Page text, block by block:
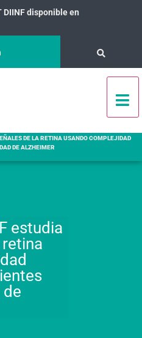
DIINF disponible en
DE LA RETINA USANDO COMPLEJIDAD
DE ALZHEIMER
estudia
retina